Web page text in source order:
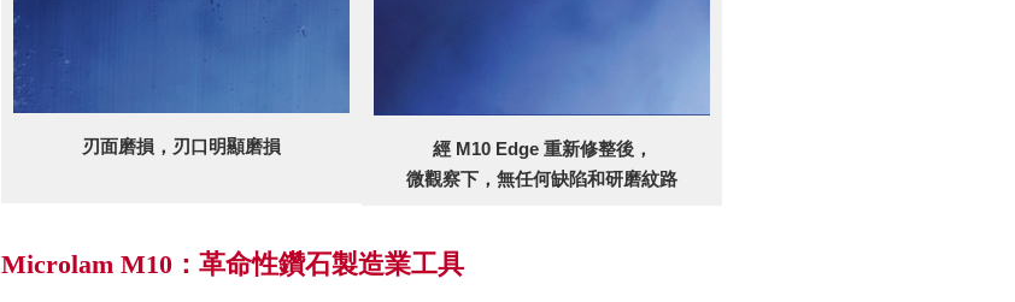
刃面磨損，刃口明顯磨損
經 M10 Edge 重新修整後，
微觀察下，無任何缺陷和研磨紋路
Microlam M10：革命性鑽石製造業工具